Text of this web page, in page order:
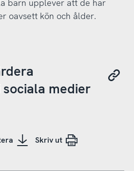
barn upplever att de har
oavsett kön och ålder.
medier
Skriv ut